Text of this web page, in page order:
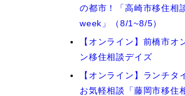
の都市！「高崎市移住相
week」（8/1~8/5）
【オンライン】前橋市オ
ン移住相談デイズ
【オンライン】ランチタ
お気軽相談「藤岡市移住